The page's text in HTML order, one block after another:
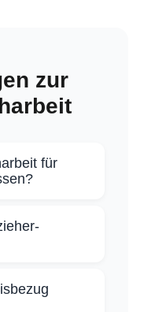
zur
für
€ für
für
einen